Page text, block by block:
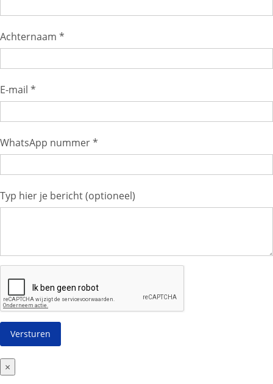
Achternaam *
E-mail *
WhatsApp nummer *
Typ hier je bericht (optioneel)
×